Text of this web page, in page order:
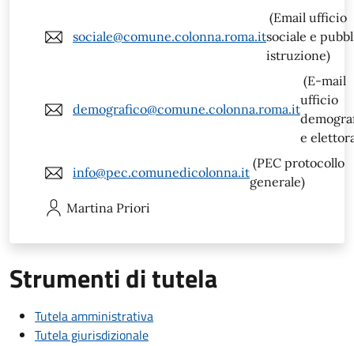
sociale@comune.colonna.roma.it
(Email ufficio
sociale e
istruzione)
demografico@comune.colonna.roma.it
(E-mail
ufficio
e
info@pec.comunedicolonna.it
(PEC protocollo
generale)
Martina Priori
Strumenti di tutela
Tutela amministrativa
Tutela giurisdizionale